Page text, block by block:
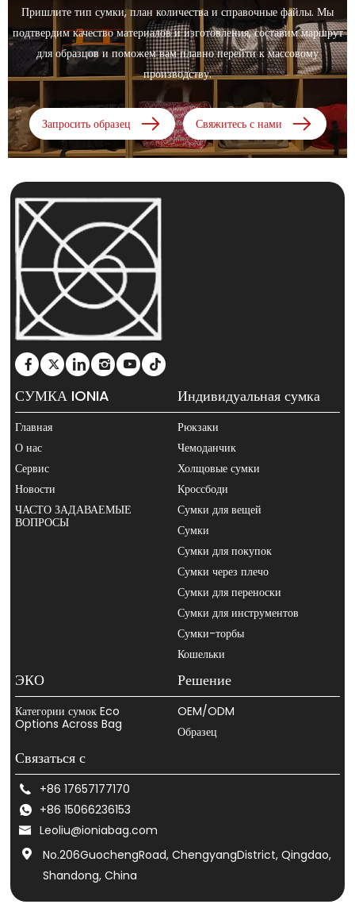
Пришлите тип сумки, план количества и справочные файлы. Мы
подтвердим качество материалов и изготовления, составим маршрут
для образцов и поможем вам плавно перейти к массовому
производству.
Запросить образец Свяжитесь с нами
СУМКА IONIA
Главная
О нас
Сервис
Новости
ЧАСТО ЗАДАВАЕМЫЕ
ВОПРОСЫ
Индивидуальная сумка
Рюкзаки
Чемоданчик
Холщовые сумки
Кроссбоди
Сумки для вещей
Сумки
Сумки для покупок
Сумки через плечо
Сумки для переноски
Сумки для инструментов
Сумки-торбы
Кошельки
ЭКО
Категории сумок Eco
Options Across Bag
Решение
OEM/ODM
Образец
Связаться с
+86 17657177170
+86 15066236153
Leoliu@ioniabag.com
No.206GuochengRoad, ChengyangDistrict, Qingdao,
Shandong, China